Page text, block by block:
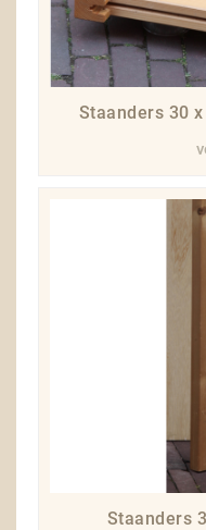
Staanders 30
Staanders